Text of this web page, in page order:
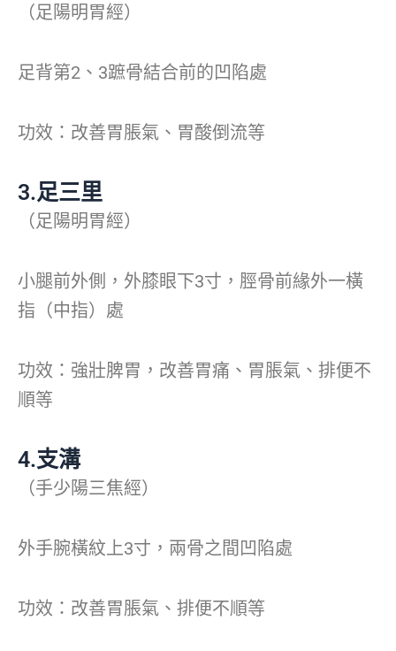
（足陽明胃經）
足背第2、3蹠骨結合前的凹陷處
功效：改善胃脹氣、胃酸倒流等
3.足三里
（足陽明胃經）
小腿前外側，外膝眼下3寸，脛骨前緣外一橫
指（中指）處
功效：強壯脾胃，改善胃痛、胃脹氣、排便不
順等
4.支溝
（手少陽三焦經）
外手腕橫紋上3寸，兩骨之間凹陷處
功效：改善胃脹氣、排便不順等